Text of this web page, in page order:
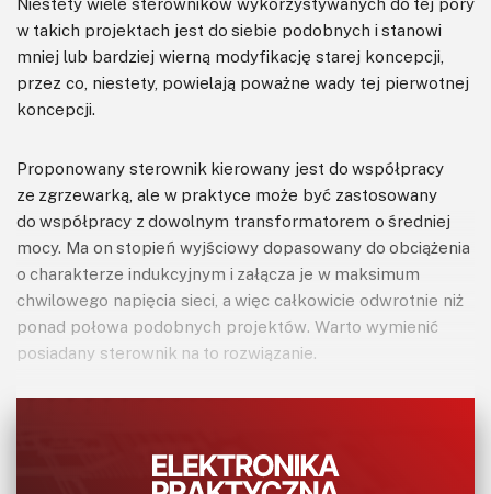
w takich projektach jest do siebie podobnych i stanowi
mniej lub bardziej wierną modyfikację starej koncepcji,
przez co, niestety, powielają poważne wady tej pierwotnej
koncepcji.
Proponowany sterownik kierowany jest do współpracy
ze zgrzewarką, ale w praktyce może być zastosowany
do współpracy z dowolnym transformatorem o średniej
mocy. Ma on stopień wyjściowy dopasowany do obciążenia
o charakterze indukcyjnym i załącza je w maksimum
chwilowego napięcia sieci, a więc całkowicie odwrotnie niż
ponad połowa podobnych projektów. Warto wymienić
posiadany sterownik na to rozwiązanie.